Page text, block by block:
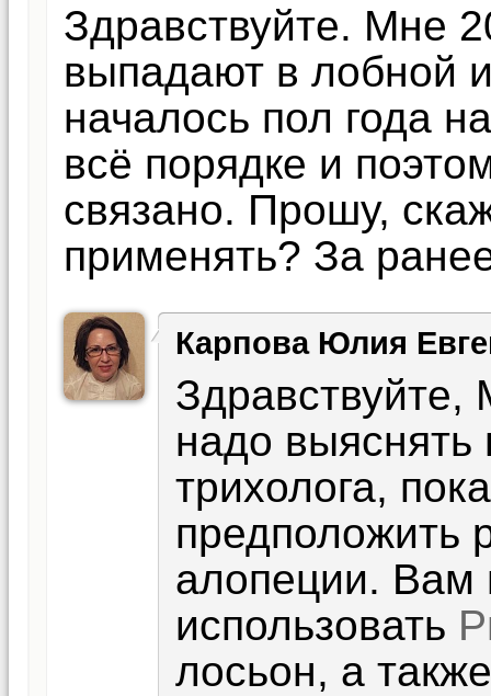
Здравствуйте. Мне
выпадают в лобной
началось пол года
всё порядке и
связано. Прошу,
применять? За
Карпова Юлия
Здравствуйте,
надо выяснять
трихолога,
предположить
алопеции. Вам
использовать
лосьон, а